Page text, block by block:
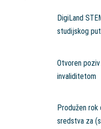
DigiLand
studijskog
Otvoren
invaliditetom
Produžen
sredstva za